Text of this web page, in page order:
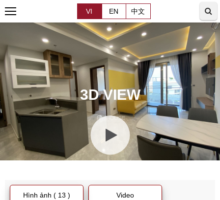
VI EN 中文
3D VIEW
Hình ảnh ( 13 ) Video